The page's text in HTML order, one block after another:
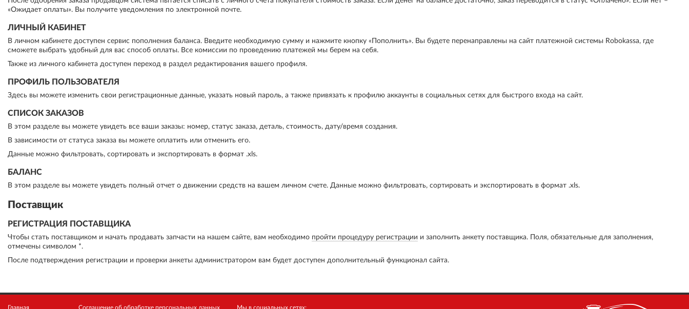
«Ожидает оплаты». Вы получите уведомления по электронной почте.
ЛИЧНЫЙ КАБИНЕТ
В личном кабинете доступен сервис пополнения баланса. Введите необходимую сумму и нажмите кнопку «Пополнить». Вы будете перенаправлены на сайт платежной системы Robokassa, где
сможете выбрать удобный для вас способ оплаты. Все комиссии по проведению платежей мы берем на себя.
Также из личного кабинета доступен переход в раздел редактирования вашего профиля.
ПРОФИЛЬ ПОЛЬЗОВАТЕЛЯ
Здесь вы можете изменить свои регистрационные данные, указать новый пароль, а также привязать к профилю аккаунты в социальных сетях для быстрого входа на сайт.
СПИСОК ЗАКАЗОВ
В этом разделе вы можете увидеть все ваши заказы: номер, статус заказа, деталь, стоимость, дату/время создания.
В зависимости от статуса заказа вы можете оплатить или отменить его.
Данные можно фильтровать, сортировать и экспортировать в формат .xls.
БАЛАНС
В этом разделе вы можете увидеть полный отчет о движении средств на вашем личном счете. Данные можно фильтровать, сортировать и экспортировать в формат .xls.
Поставщик
РЕГИСТРАЦИЯ ПОСТАВЩИКА
Чтобы стать поставщиком и начать продавать запчасти на нашем сайте, вам необходимо пройти процедуру регистрации и заполнить анкету поставщика. Поля, обязательные для заполнения,
отмечены символом *.
После подтверждения регистрации и проверки анкеты администратором вам будет доступен дополнительный функционал сайта.
Главная Соглашение об обработке персональных данных Мы в социальных сетях: